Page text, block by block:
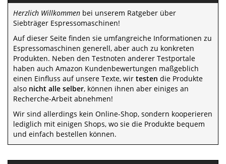
Herzlich Willkommen bei unserem Ratgeber über
Siebträger Espressomaschinen!
Auf dieser Seite finden sie umfangreiche Informationen zu
Espressomaschinen generell, aber auch zu konkreten
Produkten. Neben den Testnoten anderer Testportale
haben auch Amazon Kundenbewertungen maßgeblich
einen Einfluss auf unsere Texte, wir testen die Produkte
also nicht alle selber, können ihnen aber einiges an
Recherche-Arbeit abnehmen!
Wir sind allerdings kein Online-Shop, sondern kooperieren
lediglich mit einigen Shops, wo sie die Produkte bequem
und einfach bestellen können.